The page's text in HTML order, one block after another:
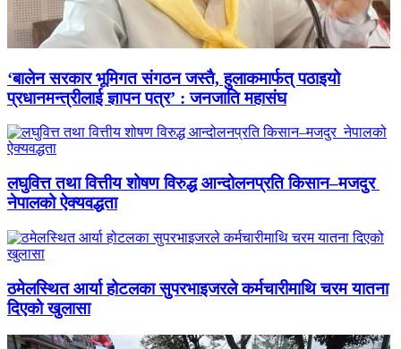
‘बालेन सरकार भूमिगत संगठन जस्तै, हुलाकमार्फत् पठाइयो
प्रधानमन्त्रीलाई ज्ञापन पत्र’ : जनजाति महासंघ
लघुवित्त तथा वित्तीय शोषण विरुद्ध आन्दोलनप्रति किसान–मजदुर
नेपालको ऐक्यवद्धता
ठमेलस्थित आर्या होटलका सुपरभाइजरले कर्मचारीमाथि चरम यातना
दिएको खुलासा